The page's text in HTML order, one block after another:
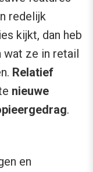
redelijk
kijkt, dan heb
wat ze in retail
Relatief
nieuwe
.
en